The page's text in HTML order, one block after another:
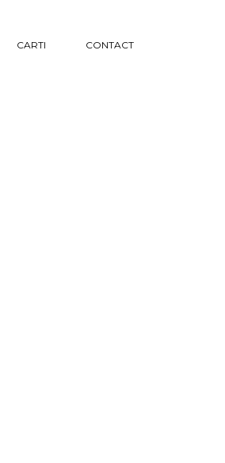
CARTI CONTACT